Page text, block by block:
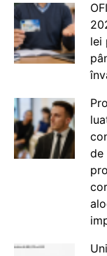
lei
de